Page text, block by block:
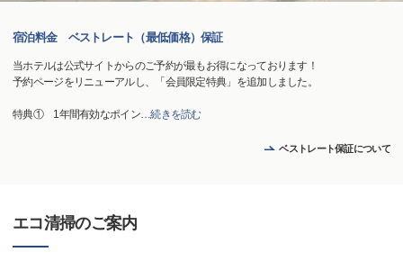
宿泊料金 ベストレート（最低価格）保証
当ホテルは公式サイトからのご予約が最もお得になっております！
予約ページをリニューアルし、「会員限定特典」を追加しました。
特典① 1年間有効なポイン…続きを読む
ベストレート保証について
エコ清掃のご案内